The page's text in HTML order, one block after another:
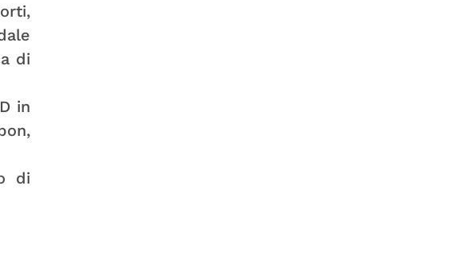
di
in
di